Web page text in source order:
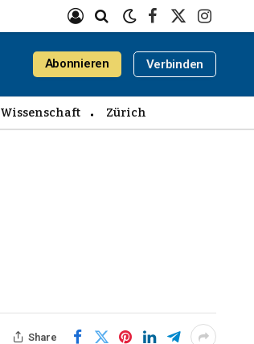
Facebook
X
Abonnieren Verbinden
Wissenschaft Zürich
Share